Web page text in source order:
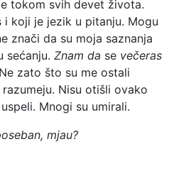
tokom svih devet života.
koji je jezik u pitanju. Mogu
znači da su moja saznanja
sećanju. Znam da se večeras
zato što su me ostali
Nisu otišli ovako
Mnogi su umirali.
mjau?